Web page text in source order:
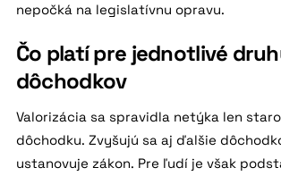
nepočká na legislatívnu opravu.
Čo platí pre jednotlivé
dôchodkov
Valorizácia sa spravidla netýka len
dôchodku. Zvyšujú sa aj ďalšie
ustanovuje zákon. Pre ľudí je však